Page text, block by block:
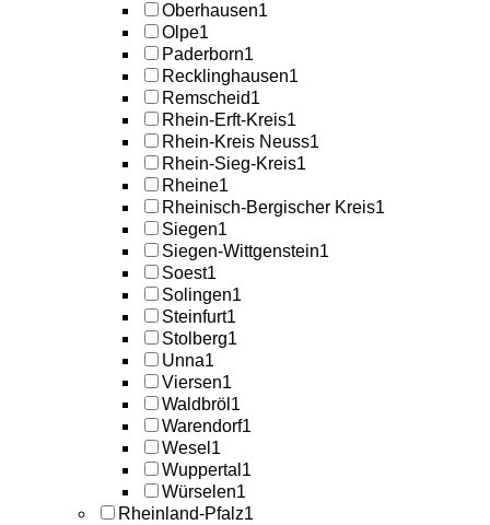
Oberhausen1
Olpe1
Paderborn1
Recklinghausen1
Remscheid1
Rhein-Erft-Kreis1
Rhein-Kreis Neuss1
Rhein-Sieg-Kreis1
Rheine1
Rheinisch-Bergischer Kreis1
Siegen1
Siegen-Wittgenstein1
Soest1
Solingen1
Steinfurt1
Stolberg1
Unna1
Viersen1
Waldbröl 1
Warendorf1
Wesel 1
Wuppertal 1
Würselen1
Rheinland-Pfalz1